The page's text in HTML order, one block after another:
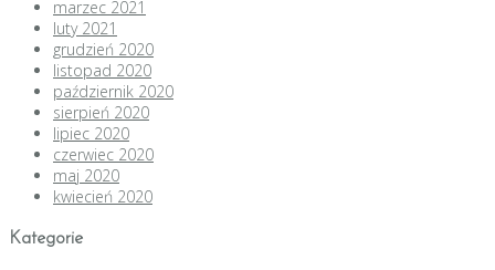
marzec 2021
luty 2021
grudzień 2020
listopad 2020
październik 2020
sierpień 2020
lipiec 2020
czerwiec 2020
maj 2020
kwiecień 2020
Kategorie